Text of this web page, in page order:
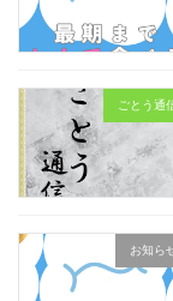
ごとう通
お知ら